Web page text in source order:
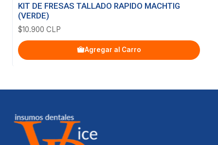
KIT DE FRESAS TALLADO RAPIDO MACHTIG
(VERDE)
$10.900 CLP
Agregar al Carro